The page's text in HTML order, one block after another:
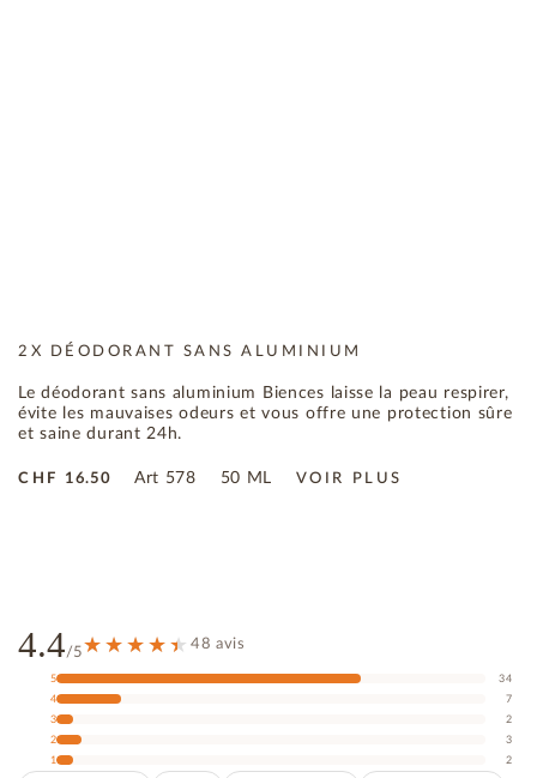
2X DÉODORANT SANS ALUMINIUM
Le déodorant sans aluminium Biences laisse la peau respirer,
évite les mauvaises odeurs et vous offre une protection sûre
et saine durant 24h.
CHF 16.50 Art 578 50 ML VOIR PLUS
4.4/5 48 avis
5
34
4
7
3
2
2
3
1
2